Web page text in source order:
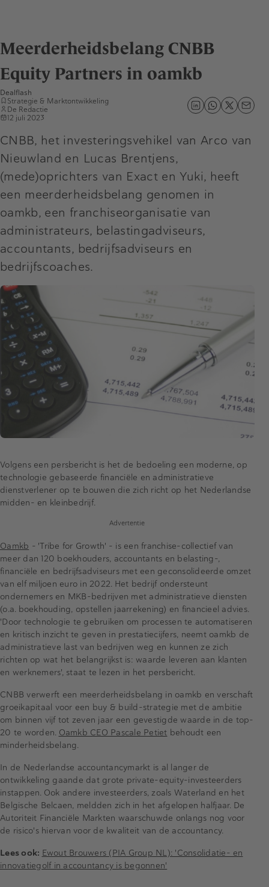
Meerderheidsbelang CNBB
Equity Partners in oamkb
Dealflash
Strategie & Marktontwikkeling
De Redactie
12 juli 2023
CNBB, het investeringsvehikel van Arco van
Nieuwland en Lucas Brentjens,
(mede)oprichters van Exact en Yuki, heeft
een meerderheidsbelang genomen in
oamkb, een franchiseorganisatie van
administrateurs, belastingadviseurs,
accountants, bedrijfsadviseurs en
bedrijfscoaches.
Volgens een persbericht is het de bedoeling een moderne, op
technologie gebaseerde financiële en administratieve
dienstverlener op te bouwen die zich richt op het Nederlandse
midden- en kleinbedrijf.
Advertentie
Oamkb - 'Tribe for Growth' - is een franchise-collectief van
meer dan 120 boekhouders, accountants en belasting-,
financiële en bedrijfsadviseurs met een geconsolideerde omzet
van elf miljoen euro in 2022. Het bedrijf ondersteunt
ondernemers en MKB-bedrijven met administratieve diensten
(o.a. boekhouding, opstellen jaarrekening) en financieel advies.
'Door technologie te gebruiken om processen te automatiseren
en kritisch inzicht te geven in prestatiecijfers, neemt oamkb de
administratieve last van bedrijven weg en kunnen ze zich
richten op wat het belangrijkst is: waarde leveren aan klanten
en werknemers', staat te lezen in het persbericht.
CNBB verwerft een meerderheidsbelang in oamkb en verschaft
groeikapitaal voor een buy & build-strategie met de ambitie
om binnen vijf tot zeven jaar een gevestigde waarde in de top-
20 te worden. Oamkb CEO Pascale Petiet behoudt een
minderheidsbelang.
In de Nederlandse accountancymarkt is al langer de
ontwikkeling gaande dat grote private-equity-investeerders
instappen. Ook andere investeerders, zoals Waterland en het
Belgische Belcaen, meldden zich in het afgelopen halfjaar. De
Autoriteit Financiële Markten waarschuwde onlangs nog voor
de risico's hiervan voor de kwaliteit van de accountancy.
Lees ook: Ewout Brouwers (PIA Group NL): 'Consolidatie- en
innovatiegolf in accountancy is begonnen'